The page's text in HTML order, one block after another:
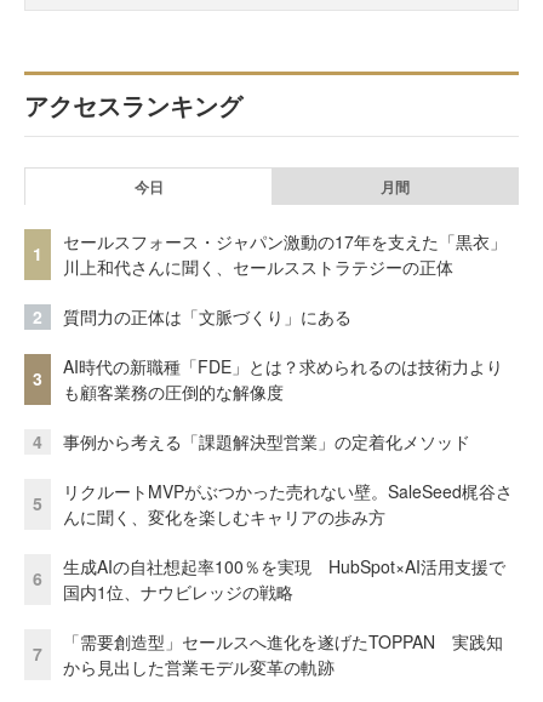
アクセスランキング
今日 月間
1
セールスフォース・ジャパン激動の17年を支えた「黒衣」
川上和代さんに聞く、セールスストラテジーの正体
2 質問力の正体は「文脈づくり」にある
3
AI時代の新職種「FDE」とは？求められるのは技術力より
も顧客業務の圧倒的な解像度
4 事例から考える「課題解決型営業」の定着化メソッド
5
リクルートMVPがぶつかった売れない壁。SaleSeed梶谷さ
んに聞く、変化を楽しむキャリアの歩み方
6
生成AIの自社想起率100％を実現 HubSpot×AI活用支援で
国内1位、ナウビレッジの戦略
7
「需要創造型」セールスへ進化を遂げたTOPPAN 実践知
から見出した営業モデル変革の軌跡